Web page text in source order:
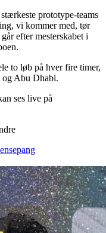
prototype-teams
vi kommer med, tør
efter mesterskabet i
to løb på hver fire timer,
Abu Dhabi.
ses live på
sepang